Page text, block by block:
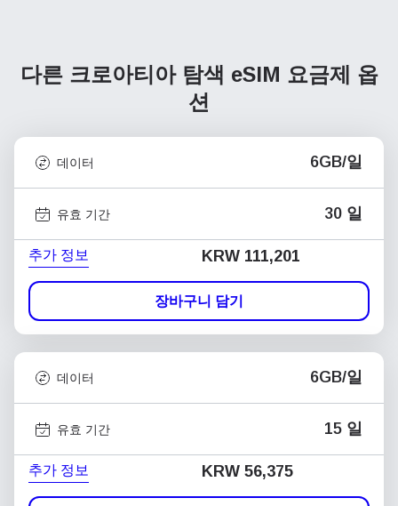
다른 크로아티아 탐색 eSIM 요금제 옵
션
데이터 6GB/일
유효 기간 30 일
추가 정보 KRW 111,201
장바구니 담기
데이터 6GB/일
유효 기간 15 일
추가 정보 KRW 56,375